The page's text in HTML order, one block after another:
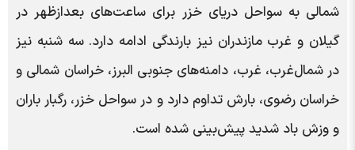
شمالی به سواحل دریای خزر برای ساعت‌های بعدازظهر در
گیلان و غرب مازندران نیز بارندگی ادامه دارد. سه شنبه نیز
در شمال‌غرب، غرب، دامنه‌های جنوبی البرز، خراسان شمالی و
خراسان رضوی، بارش تداوم دارد و در سواحل خزر، رگبار باران
و وزش باد شدید پیش‌بینی شده است.